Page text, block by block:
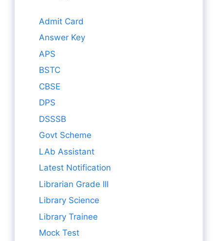
Admit Card
Answer Key
APS
BSTC
CBSE
DPS
DSSSB
Govt Scheme
LAb Assistant
Latest Notification
Librarian Grade III
Library Science
Library Trainee
Mock Test